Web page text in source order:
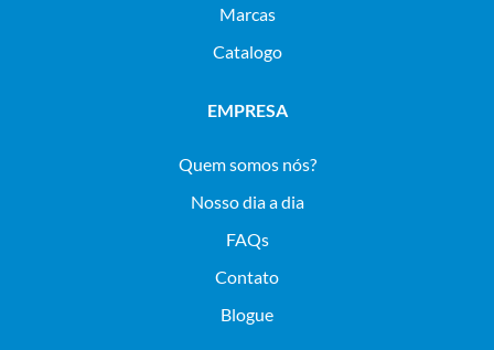
Marcas
Catalogo
EMPRESA
Quem somos nós?
Nosso dia a dia
FAQs
Contato
Blogue